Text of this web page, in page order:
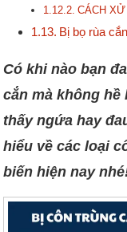
CÁCH
Bị bọ rùa cắn
Có khi nào bạn
cắn mà không
thấy ngứa hay
hiểu về các loại
biến hiện nay